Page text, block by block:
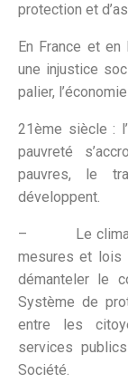
protection et
En France et
une injustice
palier,
21ème siècle :
pauvreté
pauvres, le
développent.
– Le climat
mesures et lois
démanteler le
Système de
entre les
services
Société.